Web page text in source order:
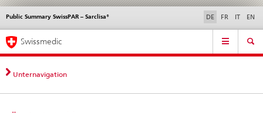
Direktnavigation
News,
Rechtsgrundlagen,
Kontakt
News & Updates Kontakt | Support & Hilfe
Public Summary SwissPAR – Sarclisa®
Sprachwahl DE FR IT EN
Service
Hauptnavigation
Swissmedic
Unternavigation